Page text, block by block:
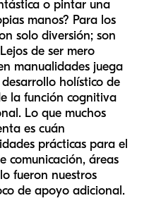
o pintar una
manos? Para los
solo diversión; son
de ser mero
manualidades juega
holístico de
la función cognitiva
Lo que muchos
es cuán
prácticas para el
comunicación, áreas
fueron nuestros
de apoyo adicional.